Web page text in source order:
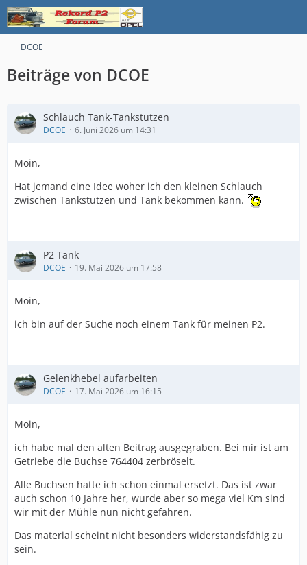
DCOE
Beiträge von DCOE
Schlauch Tank-Tankstutzen
DCOE 6. Juni 2026 um 14:31
Moin,
Hat jemand eine Idee woher ich den kleinen Schlauch
zwischen Tankstutzen und Tank bekommen kann.
P2 Tank
DCOE 19. Mai 2026 um 17:58
Moin,
ich bin auf der Suche noch einem Tank für meinen P2.
Gelenkhebel aufarbeiten
DCOE 17. Mai 2026 um 16:15
Moin,
ich habe mal den alten Beitrag ausgegraben. Bei mir ist am
Getriebe die Buchse 764404 zerbröselt.
Alle Buchsen hatte ich schon einmal ersetzt. Das ist zwar
auch schon 10 Jahre her, wurde aber so mega viel Km sind
wir mit der Mühle nun nicht gefahren.
Das material scheint nicht besonders widerstandsfähig zu
sein.